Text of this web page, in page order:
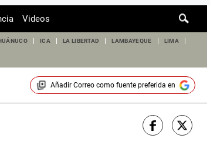
de
Videos
ICA LA LIBERTAD LAMBAYEQUE LIMA
Añadir Correocomo fuente preferida en